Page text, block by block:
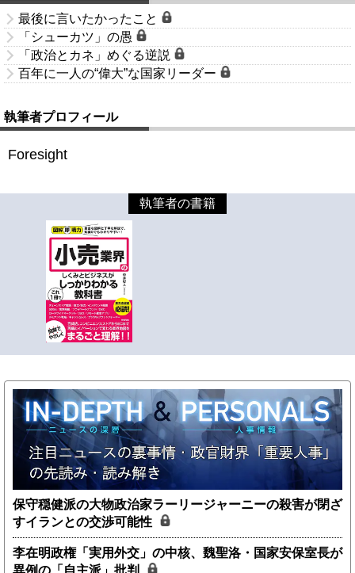
最後に言いたかったこと
「シューカツ」の愚
「政治とカネ」めぐる逆説
百年に一人の“偉大”な国家リーダー
執筆者プロフィール
Foresight
執筆者の書籍
保守穏健派の大物政治家ラーリージャーニーの殺害が閉ざ
すイランとの交渉可能性
李在明政権「実用外交」の中核、魏聖洛・国家安保室長が